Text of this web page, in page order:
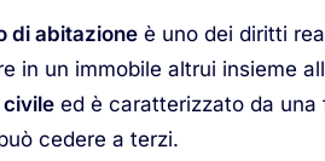
di abitazione è uno dei diritti
in un immobile altrui insieme
ed è caratterizzato da
cedere a terzi.